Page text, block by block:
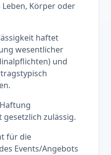
Körper oder
haftet
wesentlicher
und
gesetzlich zulässig.
für die
Events/Angebots